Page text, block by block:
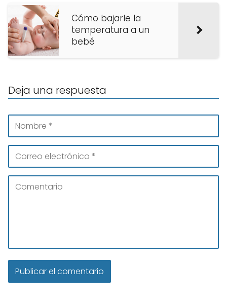
Cómo bajarle la
temperatura a un
bebé
Deja una respuesta